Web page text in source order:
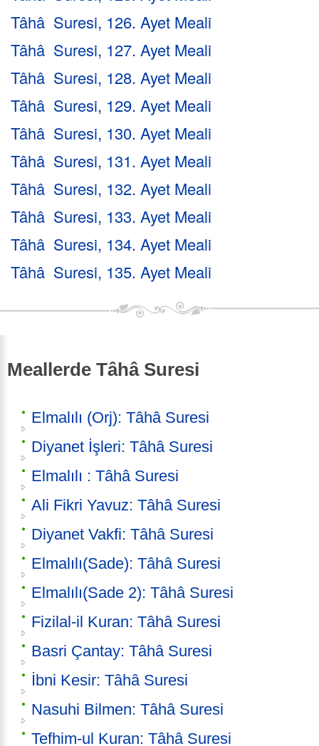
Tâhâ Suresi, 126. Ayet Meali
Tâhâ Suresi, 127. Ayet Meali
Tâhâ Suresi, 128. Ayet Meali
Tâhâ Suresi, 129. Ayet Meali
Tâhâ Suresi, 130. Ayet Meali
Tâhâ Suresi, 131. Ayet Meali
Tâhâ Suresi, 132. Ayet Meali
Tâhâ Suresi, 133. Ayet Meali
Tâhâ Suresi, 134. Ayet Meali
Tâhâ Suresi, 135. Ayet Meali
Meallerde Tâhâ Suresi
Elmalılı (Orj): Tâhâ Suresi
Diyanet İşleri: Tâhâ Suresi
Elmalılı : Tâhâ Suresi
Ali Fikri Yavuz: Tâhâ Suresi
Diyanet Vakfi: Tâhâ Suresi
Elmalılı(Sade): Tâhâ Suresi
Elmalılı(Sade 2): Tâhâ Suresi
Fizilal-il Kuran: Tâhâ Suresi
Basri Çantay: Tâhâ Suresi
İbni Kesir: Tâhâ Suresi
Nasuhi Bilmen: Tâhâ Suresi
Tefhim-ul Kuran: Tâhâ Suresi